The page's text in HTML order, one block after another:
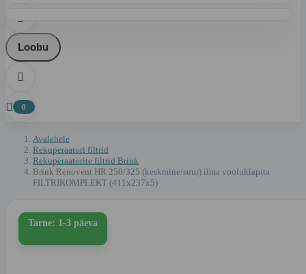

Loobu

 0
Avalehele
Rekuperaatori filtrid
Rekuperaatorite filtrid Brink
Brink Renovent HR 250/325 (keskmine/suur) ilma vooluklapita
FILTRIKOMPLEKT (411x237x5)
Tarne: 1-3 päeva